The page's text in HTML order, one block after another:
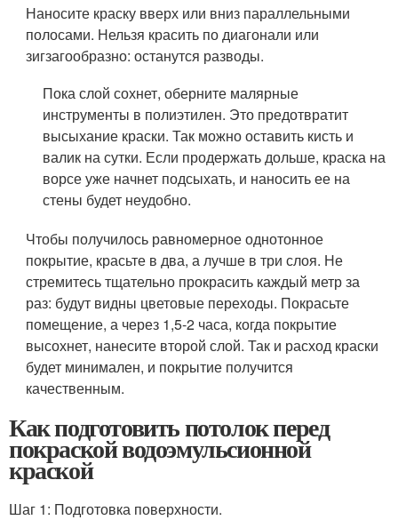
Наносите краску вверх или вниз параллельными
полосами. Нельзя красить по диагонали или
зигзагообразно: останутся разводы.
Пока слой сохнет, оберните малярные
инструменты в полиэтилен. Это предотвратит
высыхание краски. Так можно оставить кисть и
валик на сутки. Если продержать дольше, краска на
ворсе уже начнет подсыхать, и наносить ее на
стены будет неудобно.
Чтобы получилось равномерное однотонное
покрытие, красьте в два, а лучше в три слоя. Не
стремитесь тщательно прокрасить каждый метр за
раз: будут видны цветовые переходы. Покрасьте
помещение, а через 1,5-2 часа, когда покрытие
высохнет, нанесите второй слой. Так и расход краски
будет минимален, и покрытие получится
качественным.
Как подготовить потолок перед
покраской водоэмульсионной
краской
Шаг 1: Подготовка поверхности.